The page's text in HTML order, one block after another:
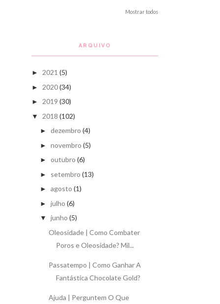
Mostrar todos
ARQUIVO
► 2021 (5)
► 2020(34)
► 2019 (30)
▼ 2018 (102)
► dezembro (4)
► novembro (5)
► outubro (6)
► setembro (13)
► agosto (1)
► julho (6)
▼ junho (5)
Oleosidade | Como Combater
Poros e Oleosidade? Mil...
Passatempo | Como Ganhar A
Fantástica Chocolate Gold?
Ajuda | Perguntem O Que